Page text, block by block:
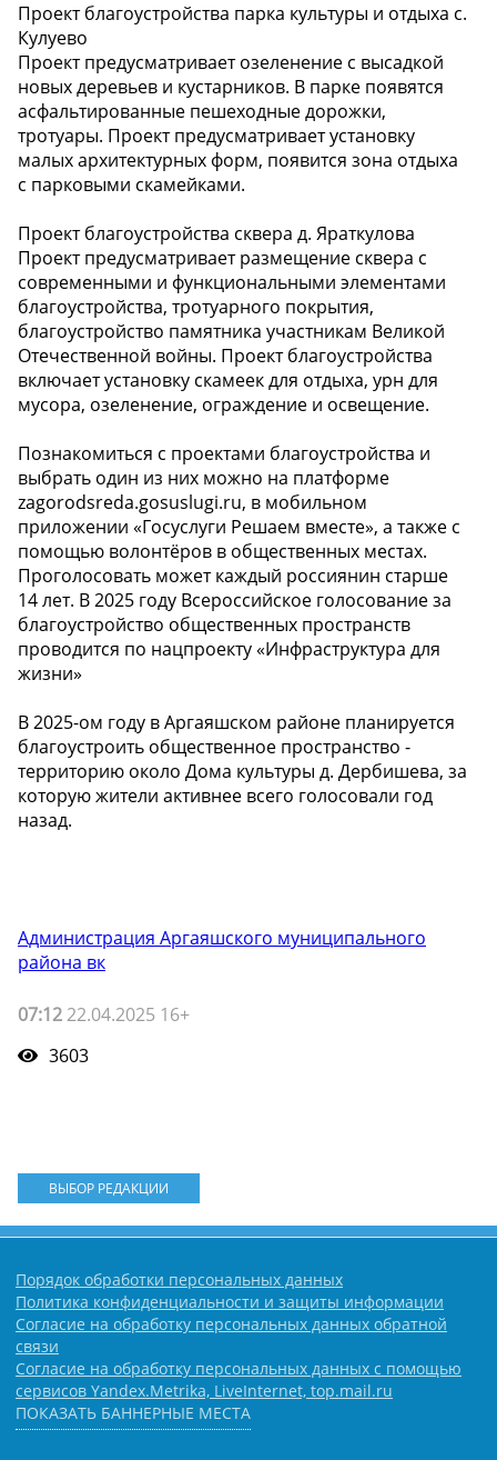
Проект благоустройства парка культуры и отдыха с.
Кулуево
Проект предусматривает озеленение с высадкой
новых деревьев и кустарников. В парке появятся
асфальтированные пешеходные дорожки,
тротуары. Проект предусматривает установку
малых архитектурных форм, появится зона отдыха
с парковыми скамейками.
Проект благоустройства сквера д. Яраткулова
Проект предусматривает размещение сквера с
современными и функциональными элементами
благоустройства, тротуарного покрытия,
благоустройство памятника участникам Великой
Отечественной войны. Проект благоустройства
включает установку скамеек для отдыха, урн для
мусора, озеленение, ограждение и освещение.
Познакомиться с проектами благоустройства и
выбрать один из них можно на платформе
zagorodsreda.gosuslugi.ru, в мобильном
приложении «Госуслуги Решаем вместе», а также с
помощью волонтёров в общественных местах.
Проголосовать может каждый россиянин старше
14 лет. В 2025 году Всероссийское голосование за
благоустройство общественных пространств
проводится по нацпроекту «Инфраструктура для
жизни»
В 2025-ом году в Аргаяшском районе планируется
благоустроить общественное пространство -
территорию около Дома культуры д. Дербишева, за
которую жители активнее всего голосовали год
назад.
Администрация Аргаяшского муниципального
района вк
07:12 22.04.2025 16+
3603
ВЫБОР РЕДАКЦИИ
Порядок обработки персональных данных
Политика конфиденциальности и защиты информации
Согласие на обработку персональных данных обратной
связи
Согласие на обработку персональных данных с помощью
сервисов Yandex.Metrika, LiveInternet, top.mail.ru
ПОКАЗАТЬ БАННЕРНЫЕ МЕСТА